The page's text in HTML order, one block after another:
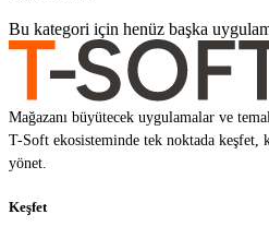
Bu kategori için henüz başka
Mağazanı büyütecek uygulamalar ve
T-Soft ekosisteminde tek noktada keşfet,
yönet.
Keşfet